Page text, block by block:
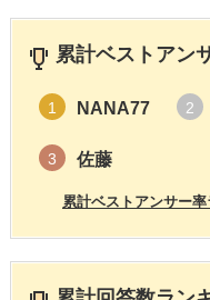
累計ベストアン
1 NANA77 2
3 佐藤
累計ベストアンサー